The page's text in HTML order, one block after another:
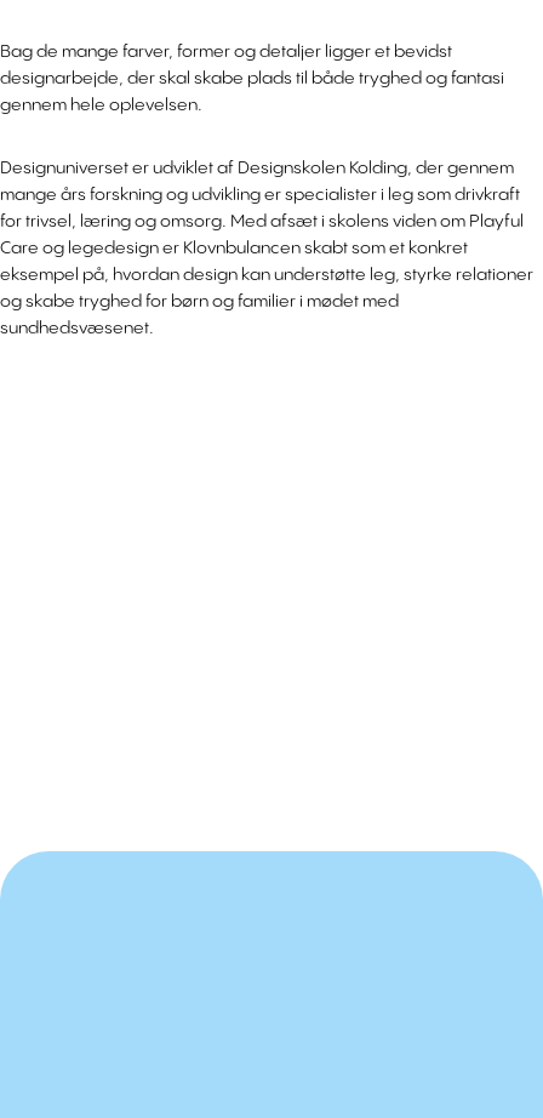
Bag de mange farver, former og detaljer ligger et bevidst
designarbejde, der skal skabe plads til både tryghed og fantasi
gennem hele oplevelsen.
Designuniverset er udviklet af Designskolen Kolding, der gennem
mange års forskning og udvikling er specialister i leg som drivkraft
for trivsel, læring og omsorg. Med afsæt i skolens viden om Playful
Care og legedesign er Klovnbulancen skabt som et konkret
eksempel på, hvordan design kan understøtte leg, styrke relationer
og skabe tryghed for børn og familier i mødet med
sundhedsvæsenet.